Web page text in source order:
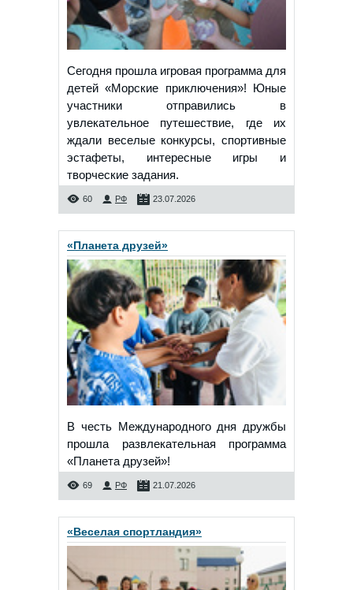
Сегодня прошла игровая программа для
детей «Морские приключения»! Юные
участники отправились в
увлекательное путешествие, где их
ждали веселые конкурсы, спортивные
эстафеты, интересные игры и
творческие задания.
60 РФ 23.07.2026
«Планета друзей»
В честь Международного дня дружбы
прошла развлекательная программа
«Планета друзей»!
69 РФ 21.07.2026
«Веселая спортландия»